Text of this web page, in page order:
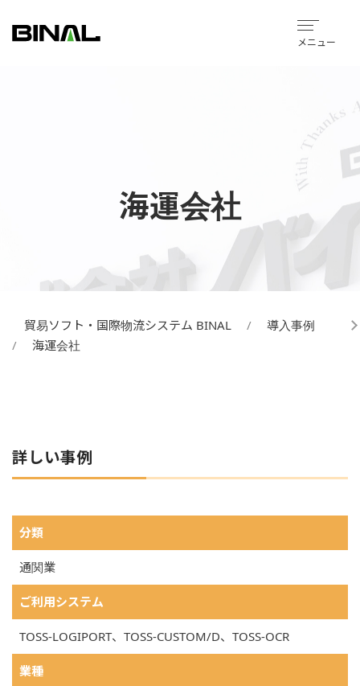
メニュー
海運会社
貿易ソフト・国際物流システム BINAL
導入事例
海運会社
詳しい事例
BINALシステムの導入事例の詳細情報
分類
通関業
ご利用システム
TOSS-LOGIPORT、TOSS-CUSTOM/D、TOSS-OCR
業種